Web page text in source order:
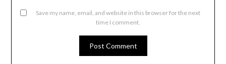
Save my name, email, and website in this browser for the next
time I comment.